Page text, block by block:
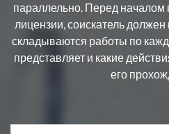
параллельно. Перед
лицензии, соискатель
складываются работы по
представляет и какие
его